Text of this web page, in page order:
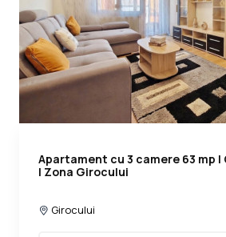
Apartament cu 3 camere 63 mp
| Zona Girocului
Girocului